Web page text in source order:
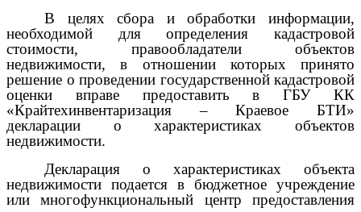
В целях сбора и обработки информации,
необходимой для определения кадастровой
стоимости, правообладатели объектов
недвижимости, в отношении которых принято
решение о проведении государственной кадастровой
оценки вправе предоставить в ГБУ КК
«Крайтехинвентаризация – Краевое БТИ»
декларации о характеристиках объектов
недвижимости.
Декларация о характеристиках объекта
недвижимости подается в бюджетное учреждение
или многофункциональный центр предоставления